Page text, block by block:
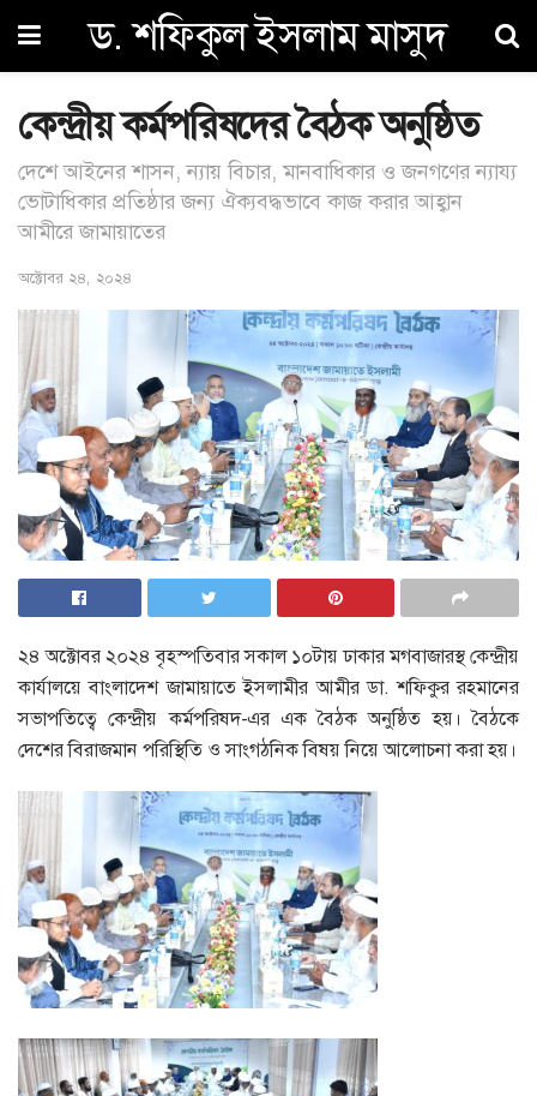
ড. শফিকুল ইসলাম মাসুদ
কেন্দ্রীয় কর্মপরিষদের বৈঠক অনুষ্ঠিত
দেশে আইনের শাসন, ন্যায় বিচার, মানবাধিকার ও জনগণের ন্যায্য
ভোটাধিকার প্রতিষ্ঠার জন্য ঐক্যবদ্ধভাবে কাজ করার আহ্বান
আমীরে জামায়াতের
অক্টোবর ২৪, ২০২৪
২৪ অক্টোবর ২০২৪ বৃহস্পতিবার সকাল ১০টায় ঢাকার মগবাজারস্থ কেন্দ্রীয়
কার্যালয়ে বাংলাদেশ জামায়াতে ইসলামীর আমীর ডা. শফিকুর রহমানের
সভাপতিত্বে কেন্দ্রীয় কর্মপরিষদ-এর এক বৈঠক অনুষ্ঠিত হয়। বৈঠকে
দেশের বিরাজমান পরিস্থিতি ও সাংগঠনিক বিষয় নিয়ে আলোচনা করা হয়।